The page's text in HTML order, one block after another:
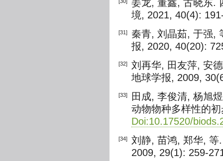
姜龙, 董鑫, 古晓东.
境, 2021, 40(4):
[31]
秦青, 刘晶茹, 于强,
报, 2020, 40(20):
[32]
刘再华, 田友萍, 安
地球学报, 2009,
[33]
田成, 李俊清, 杨旭
动物物种多样性的
Doi:10.17520/
[34]
刘静, 苗鸿, 郑华, 等
2009, 29(1): 259-